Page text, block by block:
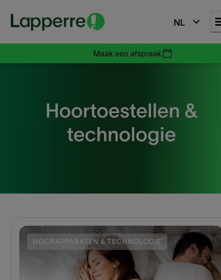
NL
Maak een afspraak
Hoortoestellen &
technologie
HOORAPPARATEN & TECHNOLOGIE